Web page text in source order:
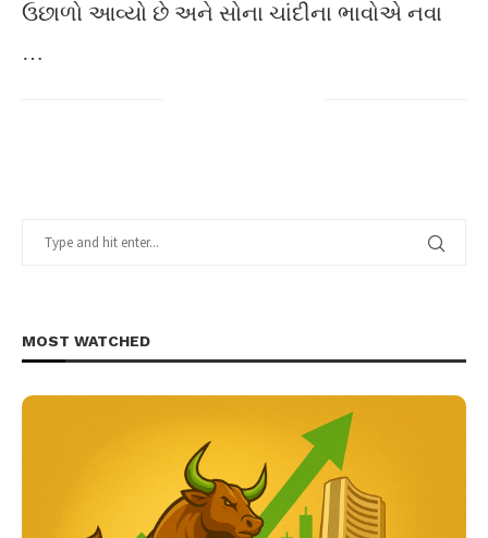
ઉછાળો આવ્યો છે અને સોના ચાંદીના ભાવોએ નવા
…
MOST WATCHED